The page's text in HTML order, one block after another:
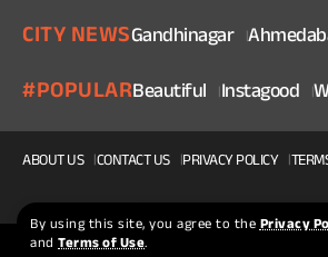
By using this site, you agree to thePrivacy
andTerms of Use.
CITY NEWSGandhinagar
#POPULARBeautiful Instagood
ABOUT US CONTACT US PRIVACY POLICY
© 2025, Copyright Hindustan Mirror | Made